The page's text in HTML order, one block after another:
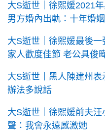
大S逝世｜徐熙媛2021
男方婚內出軌：十年婚
大S逝世｜徐熙媛最後
家人歡度佳節 老公具俊
大S逝世丨黑人陳建州
辦法多說話
大S逝世｜徐熙媛前夫
聲：我會永遠感激她